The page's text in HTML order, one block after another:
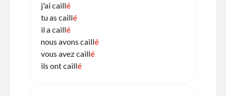
j'ai caillé
tu as caillé
il a caillé
nous avons caillé
vous avez caillé
ils ont caillé